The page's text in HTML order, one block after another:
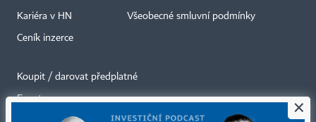
Kariéra v HN
Ceník inzerce
Všeobecné smluvní podmínky
Koupit / darovat předplatné
Eventy ×